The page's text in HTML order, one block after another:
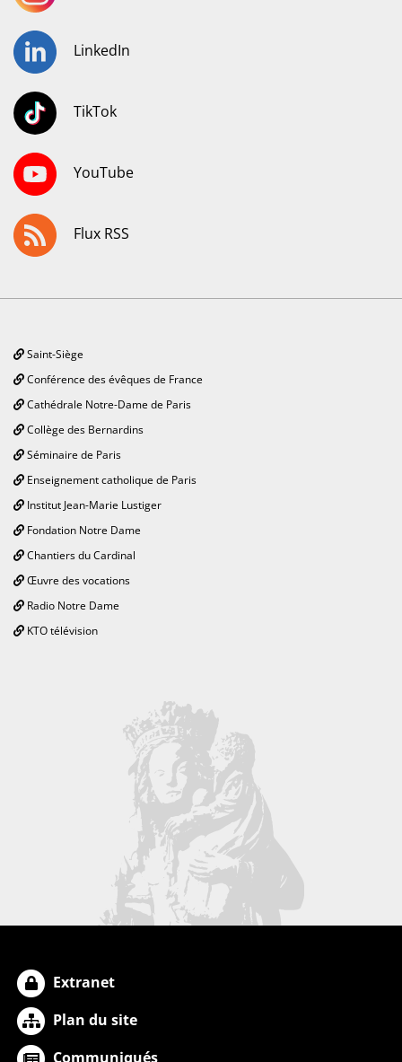
LinkedIn
TikTok
YouTube
Flux RSS
Saint-Siège
Conférence des évêques de France
Cathédrale Notre-Dame de Paris
Collège des Bernardins
Séminaire de Paris
Enseignement catholique de Paris
Institut Jean-Marie Lustiger
Fondation Notre Dame
Chantiers du Cardinal
Œuvre des vocations
Radio Notre Dame
KTO télévision
Extranet
Plan du site
Communiqués